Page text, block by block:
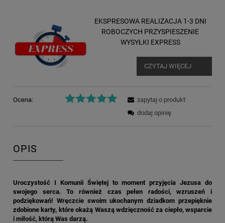
EKSPRESOWA REALIZACJA 1-3 DNI
ROBOCZYCH PRZYSPIESZENIE
WYSYŁKI EXPRESS
CZYTAJ WIĘCEJ
Ocena:
zapytaj o produkt
dodaj opinię
OPIS
Uroczystość I Komunii Świętej to moment przyjęcia Jezusa do
swojego serca. To również czas pełen radości, wzruszeń i
podziękowań! Wręczcie swoim ukochanym dziadkom przepięknie
zdobione karty, które okażą Waszą wdzięczność za ciepło, wsparcie
i miłość, którą Was darzą.